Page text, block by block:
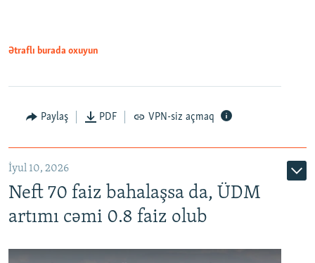
Ətraflı burada oxuyun
Paylaş PDF VPN-siz açmaq
İyul 10, 2026
Neft 70 faiz bahalaşsa da, ÜDM
artımı cəmi 0.8 faiz olub